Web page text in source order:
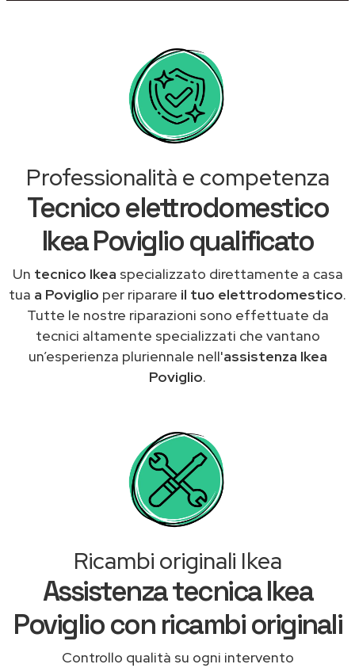
Professionalità e competenza
Tecnico elettrodomestico
Ikea Poviglio qualificato
Un tecnico Ikea specializzato direttamente a casa
tua a Poviglio per riparare il tuo elettrodomestico.
Tutte le nostre riparazioni sono effettuate da
tecnici altamente specializzati che vantano
un’esperienza pluriennale nell'assistenza Ikea
Poviglio.
Ricambi originali Ikea
Assistenza tecnica Ikea
Poviglio con ricambi originali
Controllo qualità su ogni intervento